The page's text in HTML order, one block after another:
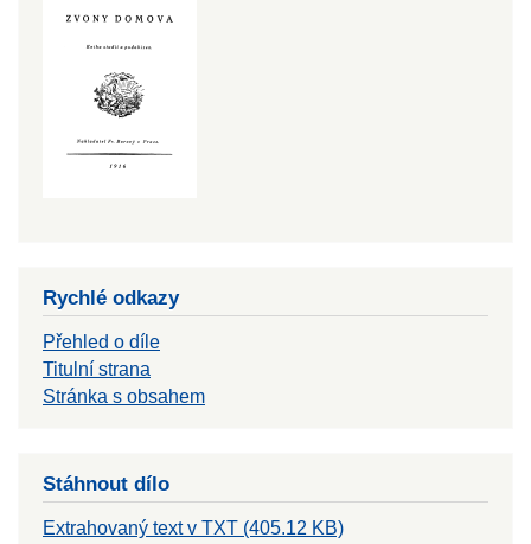
Rychlé odkazy
Přehled o díle
Titulní strana
Stránka s obsahem
Stáhnout dílo
Extrahovaný text v TXT (405.12 KB)